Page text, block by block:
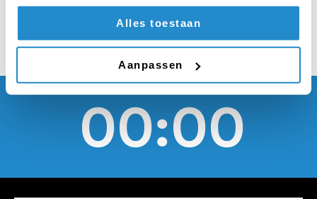
Alles toestaan
Aanpassen
00:00